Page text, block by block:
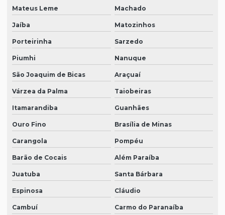
Mateus Leme Machado
Jaíba Matozinhos
Porteirinha Sarzedo
Piumhi Nanuque
São Joaquim de Bicas Araçuaí
Várzea da Palma Taiobeiras
Itamarandiba Guanhães
Ouro Fino Brasília de Minas
Carangola Pompéu
Barão de Cocais Além Paraíba
Juatuba Santa Bárbara
Espinosa Cláudio
Cambuí Carmo do Paranaíba